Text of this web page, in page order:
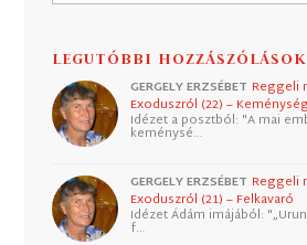
LEGUTÓBBI HOZZÁSZÓLÁSOK
GERGELY ERZSÉBET Reggeli
Exoduszról (22) –
Idézet a posztból: "A mai
keménysé…
GERGELY ERZSÉBET Reggeli
Exoduszról (21) – Felkavaró
Idézet Ádám imájából:
f…